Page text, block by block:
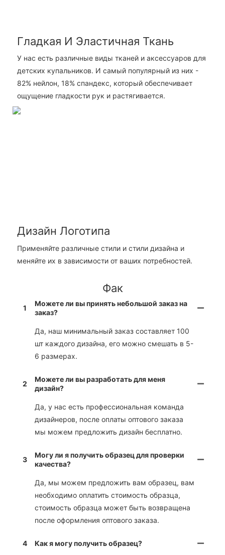
Гладкая И Эластичная Ткань
У нас есть различные виды тканей и аксессуаров для
детских купальников. И самый популярный из них -
82% нейлон, 18% спандекс, который обеспечивает
ощущение гладкости рук и растягивается.
Дизайн Логотипа
Применяйте различные стили и стили дизайна и
меняйте их в зависимости от ваших потребностей.
Фак
1
Можете ли вы принять небольшой заказ на
заказ?
Да, наш минимальный заказ составляет 100
шт каждого дизайна, его можно смешать в 5-
6 размерах.
2
Можете ли вы разработать для меня
дизайн?
Да, у нас есть профессиональная команда
дизайнеров, после оплаты оптового заказа
мы можем предложить дизайн бесплатно.
3
Могу ли я получить образец для проверки
качества?
Да, мы можем предложить вам образец, вам
необходимо оплатить стоимость образца,
стоимость образца может быть возвращена
после оформления оптового заказа.
4 Как я могу получить образец?